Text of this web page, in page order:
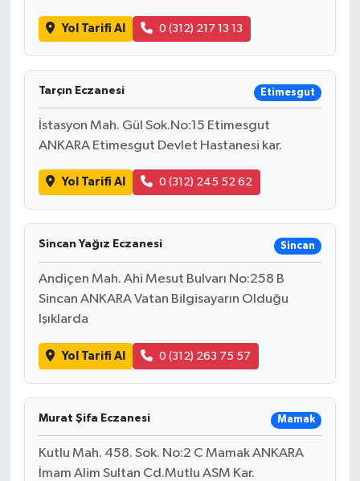
Yol Tarifi Al 0 (312) 217 13 13
Tarçın Eczanesi Etimesgut
İstasyon Mah. Gül Sok.No:15 Etimesgut
ANKARA Etimesgut Devlet Hastanesi kar.
Yol Tarifi Al 0 (312) 245 52 62
Sincan Yağız Eczanesi Sincan
Andiçen Mah. Ahi Mesut Bulvarı No:258 B
Sincan ANKARA Vatan Bilgisayarın Olduğu
Işıklarda
Yol Tarifi Al 0 (312) 263 75 57
Murat Şifa Eczanesi Mamak
Kutlu Mah. 458. Sok. No:2 C Mamak ANKARA
İmam Alim Sultan Cd.Mutlu ASM Kar.